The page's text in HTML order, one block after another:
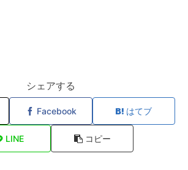
シェアする
Facebook はてブ
LINE コピー